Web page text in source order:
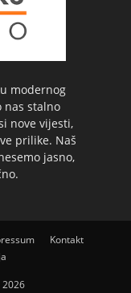
modernog
nas stalno
nove vijesti,
prilike. Naš
jasno,
Kontakt